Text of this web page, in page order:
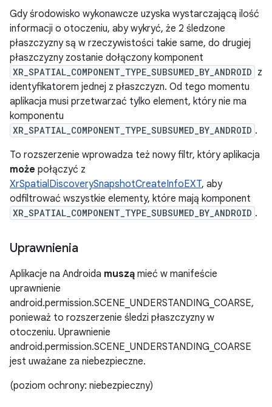
Gdy środowisko wykonawcze uzyska wystarczającą ilość
informacji o otoczeniu, aby wykryć, że 2 śledzone
płaszczyzny są w rzeczywistości takie same, do drugiej
płaszczyzny zostanie dołączony komponent
XR_SPATIAL_COMPONENT_TYPE_SUBSUMED_BY_ANDROID z
identyfikatorem jednej z płaszczyzn. Od tego momentu
aplikacja musi przetwarzać tylko element, który nie ma
komponentu
XR_SPATIAL_COMPONENT_TYPE_SUBSUMED_BY_ANDROID .
To rozszerzenie wprowadza też nowy filtr, który aplikacja
może połączyć z
XrSpatialDiscoverySnapshotCreateInfoEXT, aby
odfiltrować wszystkie elementy, które mają komponent
XR_SPATIAL_COMPONENT_TYPE_SUBSUMED_BY_ANDROID .
Uprawnienia
Aplikacje na Androida muszą mieć w manifeście
uprawnienie
android.permission.SCENE_UNDERSTANDING_COARSE,
ponieważ to rozszerzenie śledzi płaszczyzny w
otoczeniu. Uprawnienie
android.permission.SCENE_UNDERSTANDING_COARSE
jest uważane za niebezpieczne.
(poziom ochrony: niebezpieczny)